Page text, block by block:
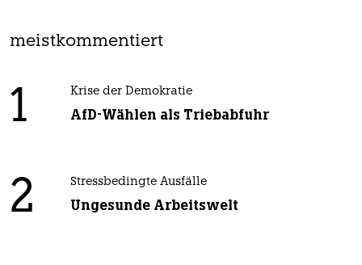
meistkommentiert
1 Krise der Demokratie
AfD-Wählen als Triebabfuhr
2 Stressbedingte Ausfälle
Ungesunde Arbeitswelt